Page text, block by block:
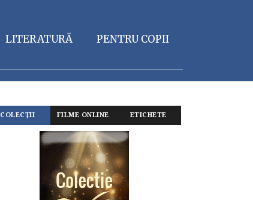
LITERATURĂ PENTRU COPII
COLECŢII FILME ONLINE ETICHETE